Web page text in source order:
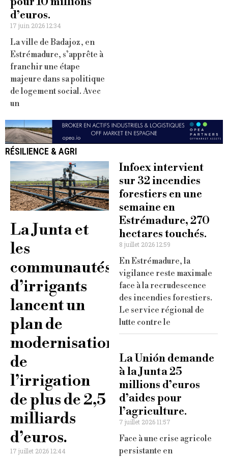
d’euros.
17 juin 2026 12:34
La ville de Badajoz, en
Estrémadure, s’apprête à
franchir une étape
majeure dans sa politique
de logement social. Avec
un
RÉSILIENCE & AGRI
La Junta et
les
communautés
d’irrigants
lancent un
plan de
modernisation
de
l’irrigation
de plus de 2,5
milliards
d’euros.
17 juillet 2026 12:44
Infoex intervient
sur 32 incendies
forestiers en une
semaine en
Estrémadure, 270
hectares touchés.
8 juillet 2026 12:59
En Estrémadure, la
vigilance reste maximale
face à la recrudescence
des incendies forestiers.
Le service régional de
lutte contre le
La Unión demande
à la Junta 25
millions d’euros
d’aides pour
l’agriculture.
7 juillet 2026 11:57
Face à une crise agricole
persistante en